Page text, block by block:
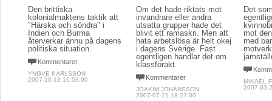
Den brittiska
kolonialmaktens taktik att
"Härska och söndra" i
Indien och Burma
återverkar ännu på dagens
politiska situation.
Kommentarer
YNGVE KARLSSON
2007-10-13 16:53:00
Om det hade riktats mot
invandrare eller andra
utsatta grupper hade det
blivit ett ramaskri. Men att
hata arbetslösa är helt okej
i dagens Sverige. Fast
egentligen handlar det om
klassförakt.
Kommentarer
JOAKIM JOHANSSON
2007-07-21 18:23:00
Det
mot
med
MIKAEL
2007-03-